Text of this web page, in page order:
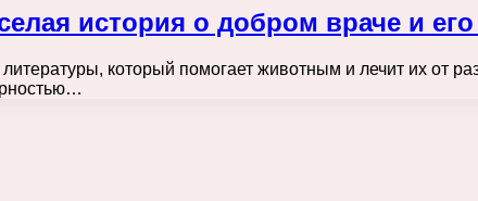
история о добром враче и его
который помогает животным и лечит их от